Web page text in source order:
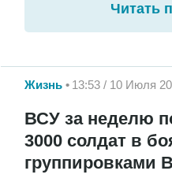
Читать
Жизнь 13:53 / 10 Июля
ВСУ за неделю
3000 солдат в
группировками